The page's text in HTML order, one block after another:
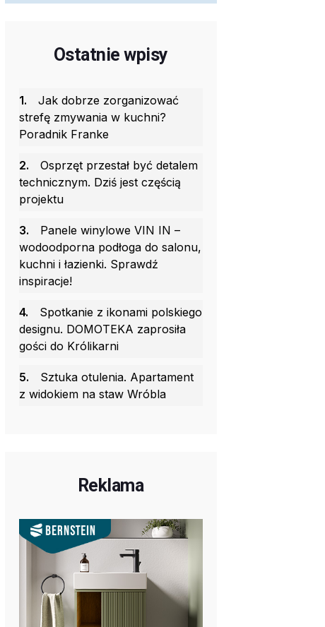
Ostatnie wpisy
1.
Jak dobrze zorganizować
strefę zmywania w kuchni?
Poradnik Franke
2.
Osprzęt przestał być detalem
technicznym. Dziś jest częścią
projektu
3.
Panele winylowe VIN IN –
wodoodporna podłoga do salonu,
kuchni i łazienki. Sprawdź
inspiracje!
4.
Spotkanie z ikonami polskiego
designu. DOMOTEKA zaprosiła
gości do Królikarni
5.
Sztuka otulenia. Apartament
z widokiem na staw Wróbla
Reklama